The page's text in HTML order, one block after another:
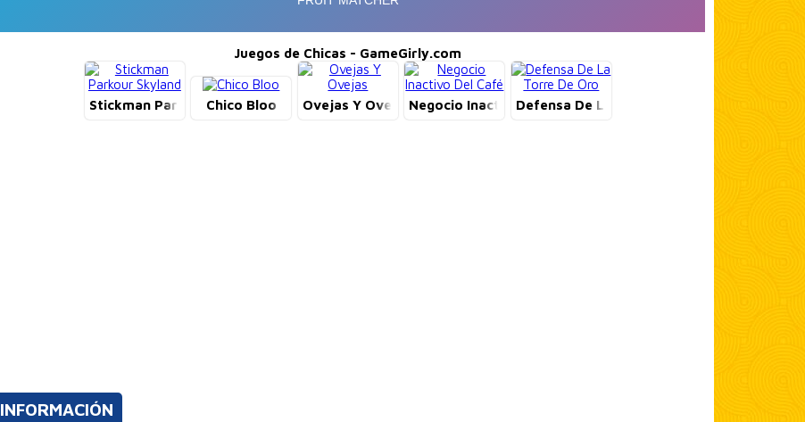
Juegos de Chicas - GameGirly.com
Stickman Parkour Skyland
Chico Bloo Ovejas Y OvejasNegocio Inactivo Del CaféDefensa De La Torre De Oro
INFORMACIÓN